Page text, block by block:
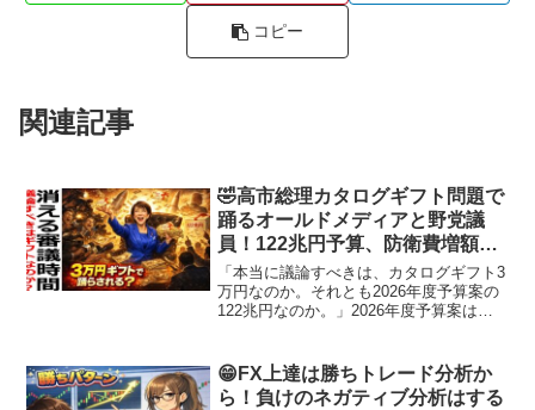
コピー
関連記事
🤣高市総理カタログギフト問題で
踊るオールドメディアと野党議
員！122兆円予算、防衛費増額、
危機管理投資の審議は十分なの
か？
「本当に議論すべきは、カタログギフト3
万円なのか。それとも2026年度予算案の
122兆円なのか。」2026年度予算案は年
題です。昨年、石破前首相のケースでも
同様の騒動が...
😁FX上達は勝ちトレード分析か
ら！負けのネガティブ分析はする